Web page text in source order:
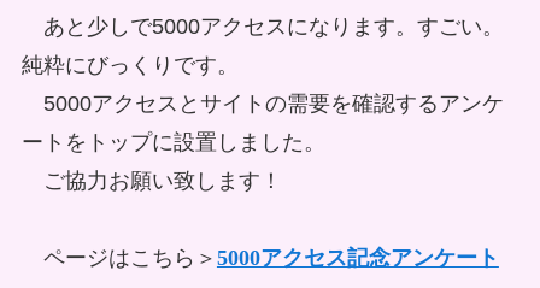
あと少しで5000アクセスになります。すごい。
純粋にびっくりです。
5000アクセスとサイトの需要を確認するアンケ
ートをトップに設置しました。
ご協力お願い致します！
ページはこちら＞ 5000アクセス記念アンケート